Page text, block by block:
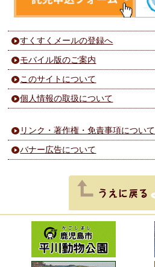
すくすくメールの登録へ
モバイル版のご案内
このサイトについて
個人情報の取扱について
リンク・著作権・免責事項について
バナー広告について